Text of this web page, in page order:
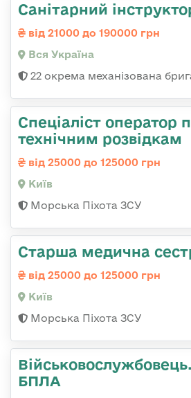
Санітарний
від 21000 до 190000 грн
Вся Україна
22 окрема механізована
Спеціаліст оператор
технічним розвідкам
від 25000 до 125000 грн
Київ
Морська Піхота ЗСУ
Старша медична
від 25000 до 125000 грн
Київ
Морська Піхота ЗСУ
БПЛА